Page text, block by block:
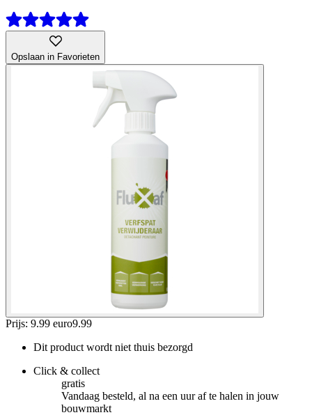
Opslaan in Favorieten
Prijs: 9.99 euro9.99
Dit product wordt niet thuis bezorgd
Click & collect
gratis
Vandaag besteld, al na een uur af te halen in jouw
bouwmarkt